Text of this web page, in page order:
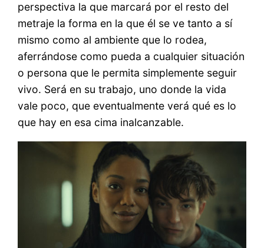
perspectiva la que marcará por el resto del
metraje la forma en la que él se ve tanto a sí
mismo como al ambiente que lo rodea,
aferrándose como pueda a cualquier situación
o persona que le permita simplemente seguir
vivo. Será en su trabajo, uno donde la vida
vale poco, que eventualmente verá qué es lo
que hay en esa cima inalcanzable.